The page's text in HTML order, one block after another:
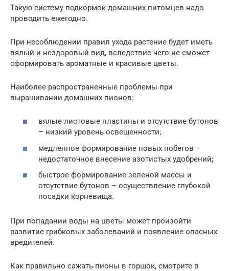
Такую систему подкормок домашних питомцев надо
проводить ежегодно.
При несоблюдении правил ухода растение будет иметь
вялый и нездоровый вид, вследствие чего не сможет
сформировать ароматные и красивые цветы.
Наиболее распространенные проблемы при
выращивании домашних пионов:
вялые листовые пластины и отсутствие бутонов
– низкий уровень освещенности;
медленное формирование новых побегов –
недостаточное внесение азотистых удобрений;
быстрое формирование зеленой массы и
отсутствие бутонов – осуществление глубокой
посадки корневища.
При попадании воды на цветы может произойти
развитие грибковых заболеваний и появление опасных
вредителей.
Как правильно сажать пионы в горшок, смотрите в